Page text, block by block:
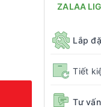
ZALAA
Lắp
Tiết
Tư